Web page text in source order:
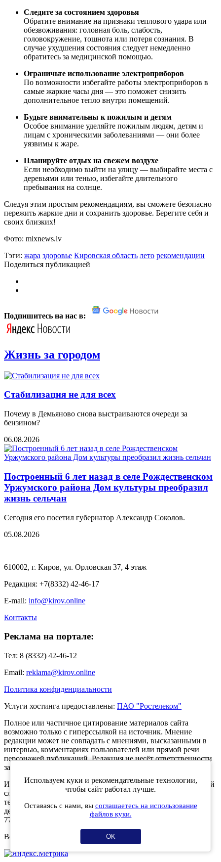
Следите за состоянием здоровья
Обратите внимание на признаки теплового удара или
обезвоживания: головная боль, слабость,
головокружение, тошнота или потеря сознания. В
случае ухудшения состояния следует немедленно
обратитесь за медицинской помощью.
Ограничьте использование электроприборов
По возможности избегайте работы электроприборов в
самые жаркие часы дня — это поможет снизить
дополнительное тепло внутри помещений.
Будьте внимательны к пожилым и детям
Особое внимание уделяйте пожилым людям, детям и
лицам с хроническими заболеваниями — они более
уязвимы к жаре.
Планируйте отдых на свежем воздухе
Если необходимо выйти на улицу — выбирайте места с
деревьями или тенью, избегайте длительного
пребывания на солнце.
Следуя этим простым рекомендациям, вы сможете безопасно
пережить жаркие дни и сохранить здоровье. Берегите себя и
своих близких!
Фото: mixnews.lv
Тэги: жара здоровье Кировская область лето рекомендации
Поделиться публикацией
Подпишитесь на нас в:
Жизнь за городом
Стабилизация не для всех
Почему в Демьяново снова выстраиваются очереди за
бензином?
06.08.2026
Построенный 6 лет назад в селе Рождественском
Уржумского района Дом культуры преобразил
жизнь сельчан
Сегодня его посетил губернатор Александр Соколов.
05.08.2026
610002, г. Киров, ул. Орловская 37, 4 этаж
Редакция: +7(8332) 42-46-17
E-mail: info@kirov.online
Контакты
Реклама на портале:
Тел: 8 (8332) 42-46-12
Email: reklama@kirov.online
Политика конфиденциальности
Услуги хостинга предоставлены: ПАО "Ростелеком"
Полное или частичное цитирование материалов сайта
возможно только с гиперссылкой на источник. Мнение
редакции может не совпадать с мнениями, высказанными в
интервью, комментариях пользователей или прямой речи
персонажей публикаций. Редакция не несёт ответственности
за текст комментариев читателей.
Интернет-портал Kirov.online зарегистрирован в Федеральной
службе по надзору в сфере связи, информационных
технологий и массовых коммуникаций (Роскомнадзор) 5
декабря 2019 года. Регистрационный номер ЭЛ № ФС 77 -
77189.
Возрастное ограничение 12+
Используем куки и рекомендательные технологии,
чтобы сайт работал лучше.
Оставаясь с нами, вы соглашаетесь на использование
файлов куки.
OK